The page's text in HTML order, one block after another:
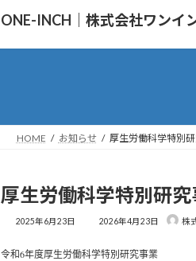
ONE-INCH｜株式会社ワンイ
HOME お知らせ 厚生労働科学特別
厚生労働科学特別研
2025年6月23日
最
新
2026年4月23日 株
令和6年度厚生労働科学特別研究事業